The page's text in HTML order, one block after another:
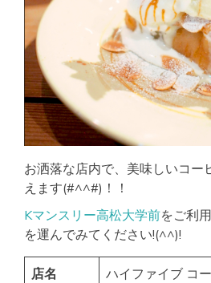
お洒落な店内で、美味しいコー
えます(#^^#)！！
Kマンスリー高松大学前をご利
を運んでみてください!(^^)!
店名
ハイファイブ コ